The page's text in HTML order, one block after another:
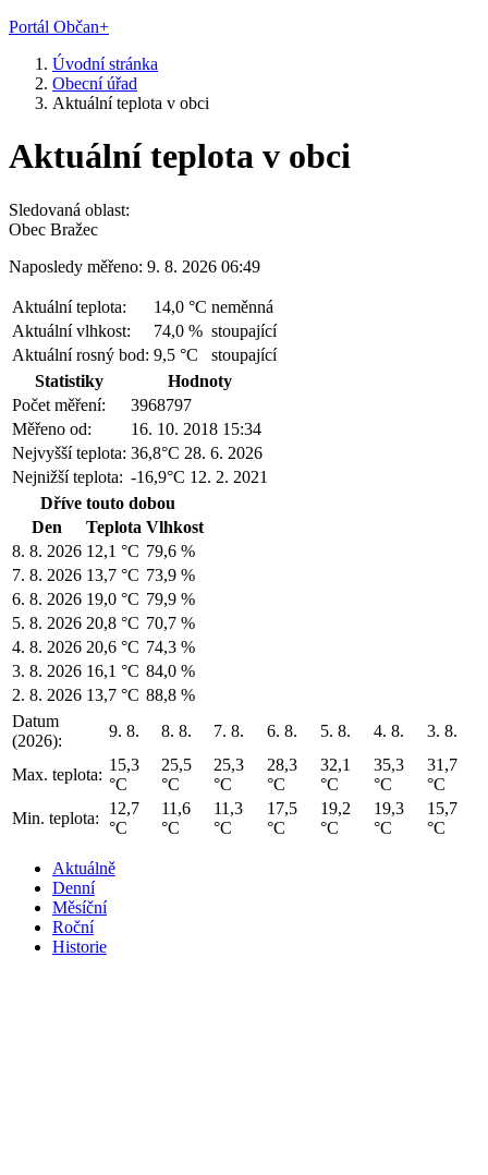
Portál Občan+
Úvodní stránka
Obecní úřad
Aktuální teplota v obci
Aktuální teplota v obci
Sledovaná oblast:
Obec Bražec
Naposledy měřeno: 9. 8. 2026 06:49
Aktuální teplota: 14,0 °C neměnná
Aktuální vlhkost:
74,0 % stoupající
Aktuální rosný bod: 9,5 °C
stoupající
Statistiky
Hodnoty
Počet měření:
3968797
Měřeno od:
16. 10. 2018 15:34
Nejvyšší teplota: 36,8°C 28. 6. 2026
Nejnižší teplota: -16,9°C 12. 2. 2021
Dříve touto dobou
Den
Teplota Vlhkost
8. 8. 2026 12,1 °C 79,6 %
7. 8. 2026 13,7 °C 73,9 %
6. 8. 2026 19,0 °C 79,9 %
5. 8. 2026 20,8 °C 70,7 %
4. 8. 2026 20,6 °C 74,3 %
3. 8. 2026 16,1 °C 84,0 %
2. 8. 2026 13,7 °C 88,8 %
Datum
(2026):
9. 8. 8. 8. 7. 8. 6. 8. 5. 8. 4. 8. 3. 8.
Max. teplota:
15,3
°C
25,5
°C
25,3
°C
28,3
°C
32,1
°C
35,3
°C
31,7
°C
Min. teplota:
12,7
°C
11,6
°C
11,3
°C
17,5
°C
19,2
°C
19,3
°C
15,7
°C
Aktuálně
Denní
Měsíční
Roční
Historie